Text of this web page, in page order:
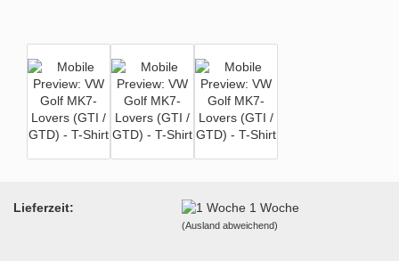
Lieferzeit: 1 Woche
(Ausland abweichend)